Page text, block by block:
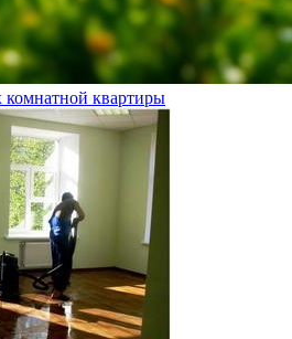
комнатной квартиры